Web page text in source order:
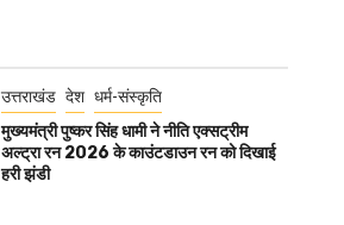
उत्तराखंड देश धर्म-संस्कृति
मुख्यमंत्री पुष्कर सिंह धामी ने नीति एक्सट्रीम
अल्ट्रा रन 2026 के काउंटडाउन रन को दिखाई
हरी झंडी